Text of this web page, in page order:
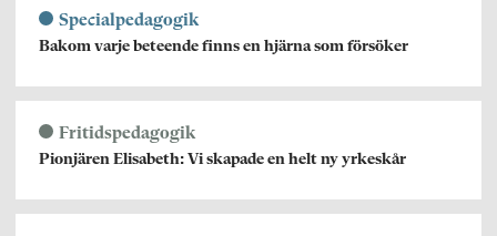
Specialpedagogik
Bakom varje beteende finns en hjärna som försöker
Fritidspedagogik
Pionjären Elisabeth: Vi skapade en helt ny yrkeskår